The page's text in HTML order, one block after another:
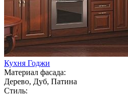
Кухня Годжи
Материал фасада:
Дерево, Дуб, Патина
Стиль: